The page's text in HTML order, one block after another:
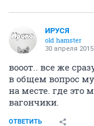
ИРУСЯ
old hamster
30 апреля 2015
вооот.. все же
в общем вопрос
на месте. где это
вагончики.
ОТВЕТИТЬ